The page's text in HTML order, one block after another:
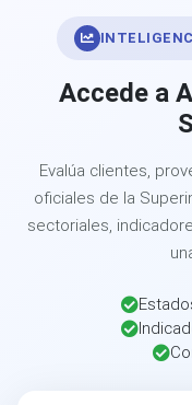
Accede a
Evalúa clientes,
oficiales de la
sectoriales,